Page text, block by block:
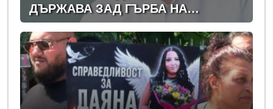
ДЪРЖАВА ЗАД ГЪРБА НА
ПРАВИТЕЛСТВОТО?
(РАЗСЛЕДВАНЕ)